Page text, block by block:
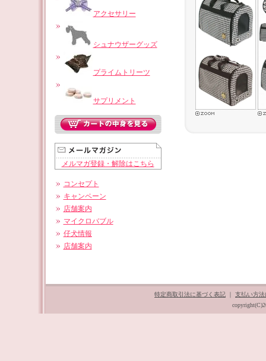
アクセサリー
シュナウザーグッズ
プライムトリーツ
サプリメント
メルマガ登録・解除はこちら
コンセプト
キャンペーン
店舗案内
マイクロバブル
仔犬情報
店舗案内
特定商取引法に基づく表記
支払い方